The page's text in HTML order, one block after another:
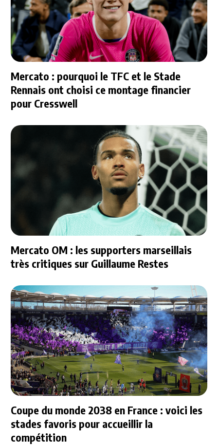
Mercato : pourquoi le TFC et le Stade
Rennais ont choisi ce montage financier
pour Cresswell
Mercato OM : les supporters marseillais
très critiques sur Guillaume Restes
Coupe du monde 2038 en France : voici les
stades favoris pour accueillir la
compétition